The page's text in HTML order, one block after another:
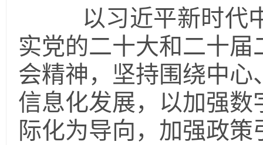
以习近平新时代中
实党的二十大和二十
会精神，坚持围绕中
信息化发展，以加强
际化为导向，加强政